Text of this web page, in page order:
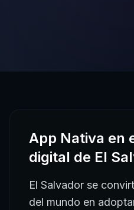
App Nativa en
digital de El
El Salvador se
del mundo en